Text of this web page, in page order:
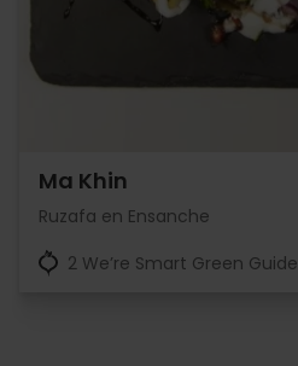
Ma Khin
Ruzafa en Ensanche
2 We’re Smart Green Guide